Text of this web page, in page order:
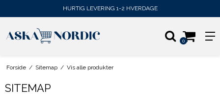
HURTIG LEVERING 1-2 HVERDAGE
0
Forside / Sitemap / Vis alle produkter
SITEMAP